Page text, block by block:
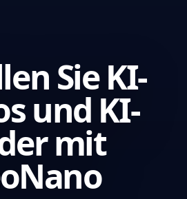
Sie KI-
und KI-
mit